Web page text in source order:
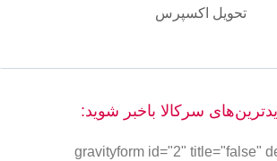
تحویل اکسپرس
سرکالا باخبر شوید:
[gravityform id="2" title="false"